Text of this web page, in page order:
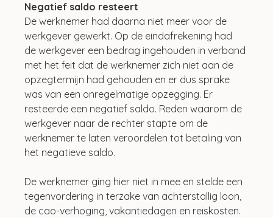
Negatief saldo resteert
De werknemer had daarna niet meer voor de
werkgever gewerkt. Op de eindafrekening had
de werkgever een bedrag ingehouden in verband
met het feit dat de werknemer zich niet aan de
opzegtermijn had gehouden en er dus sprake
was van een onregelmatige opzegging. Er
resteerde een negatief saldo. Reden waarom de
werkgever naar de rechter stapte om de
werknemer te laten veroordelen tot betaling van
het negatieve saldo.
De werknemer ging hier niet in mee en stelde een
tegenvordering in terzake van achterstallig loon,
de cao-verhoging, vakantiedagen en reiskosten.